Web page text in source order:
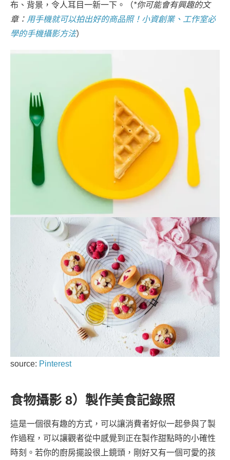
布、背景，令人耳目一新一下。（*你可能會有興趣的文
章： 用手機就可以拍出好的商品照！小資創業、工作室必
學的手機攝影方法）
source: Pinterest
食物攝影 8）製作美食記錄照
這是一個很有趣的方式，可以讓消費者好似一起參與了製
作過程，可以讓觀者從中感覺到正在製作甜點時的小確性
時刻。若你的廚房擺設很上鏡頭，剛好又有一個可愛的孩